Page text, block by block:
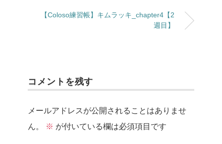
【Coloso練習帳】キムラッキ_chapter4【2
週目】
コメントを残す
メールアドレスが公開されることはありませ
ん。
※ が付いている欄は必須項目です